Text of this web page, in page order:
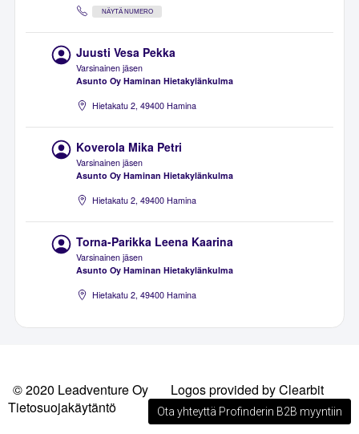
NÄYTÄ NUMERO
Juusti Vesa Pekka
Varsinainen jäsen
Asunto Oy Haminan Hietakylänkulma
Hietakatu 2, 49400 Hamina
Koverola Mika Petri
Varsinainen jäsen
Asunto Oy Haminan Hietakylänkulma
Hietakatu 2, 49400 Hamina
Torna-Parikka Leena Kaarina
Varsinainen jäsen
Asunto Oy Haminan Hietakylänkulma
Hietakatu 2, 49400 Hamina
© 2020 Leadventure Oy
Logos provided by Clearbit
Tietosuojakäytäntö
Ota yhteyttä Profinderin B2B myyntiin